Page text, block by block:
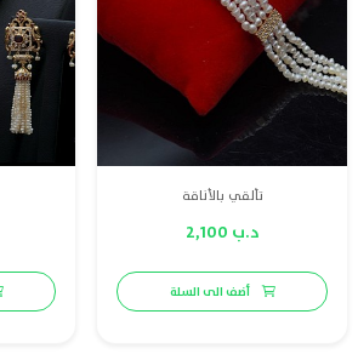
تألقي بالأناقة
د.ب 2,100
أضف الى السلة